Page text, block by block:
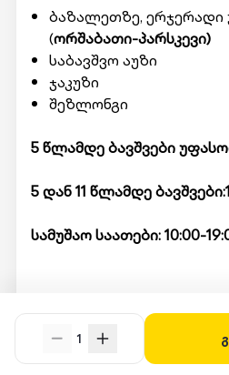
ბაზალეთზე,
(ორშაბათი-პარსკევი)
საბავშვო აუზი
ჯაკუზი
შეზლონგი
5 წლამდე ბავშვები
5 დან 11 წლამდე
სამუშაო საათები: 10:00-
წარადგინოთ Swooper Code.
1